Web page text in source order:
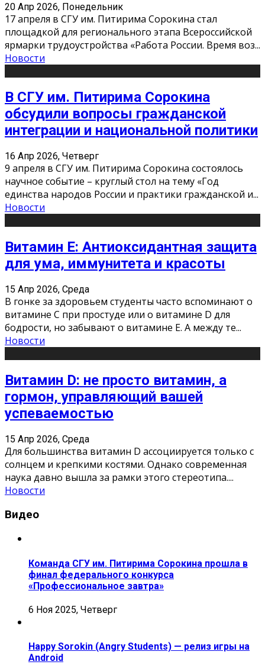
20 Апр 2026, Понедельник
17 апреля в СГУ им. Питирима Сорокина стал
площадкой для регионального этапа Всероссийской
ярмарки трудоустройства «Работа России. Время воз...
Новости
В СГУ им. Питирима Сорокина
обсудили вопросы гражданской
интеграции и национальной политики
16 Апр 2026, Четверг
9 апреля в СГУ им. Питирима Сорокина состоялось
научное событие – круглый стол на тему «Год
единства народов России и практики гражданской и...
Новости
Витамин Е: Антиоксидантная защита
для ума, иммунитета и красоты
15 Апр 2026, Среда
В гонке за здоровьем студенты часто вспоминают о
витамине С при простуде или о витамине D для
бодрости, но забывают о витамине Е. А между те...
Новости
Витамин D: не просто витамин, а
гормон, управляющий вашей
успеваемостью
15 Апр 2026, Среда
Для большинства витамин D ассоциируется только с
солнцем и крепкими костями. Однако современная
наука давно вышла за рамки этого стереотипа....
Новости
Видео
Команда СГУ им. Питирима Сорокина прошла в
финал федерального конкурса
«Профессиональное завтра»
6 Ноя 2025, Четверг
Happy Sorokin (Angry Students) — релиз игры на
Android